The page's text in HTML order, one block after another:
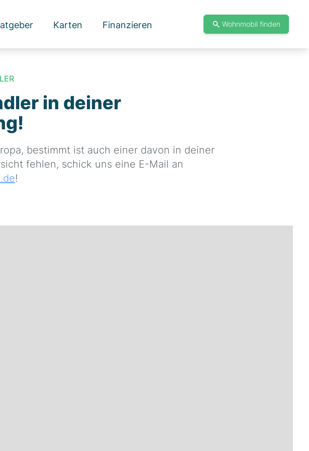
Karten Finanzieren Wohnmobil finden
in deiner
bestimmt ist auch einer davon in deiner
fehlen, schick uns eine E-Mail an
!